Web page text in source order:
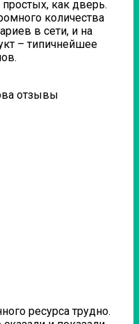
как дверь.
количества
в сети, и на
– типичнейшее
ресурса трудно.